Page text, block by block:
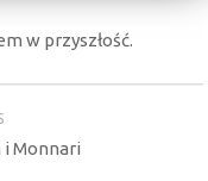
w przyszłość.
i Monnari